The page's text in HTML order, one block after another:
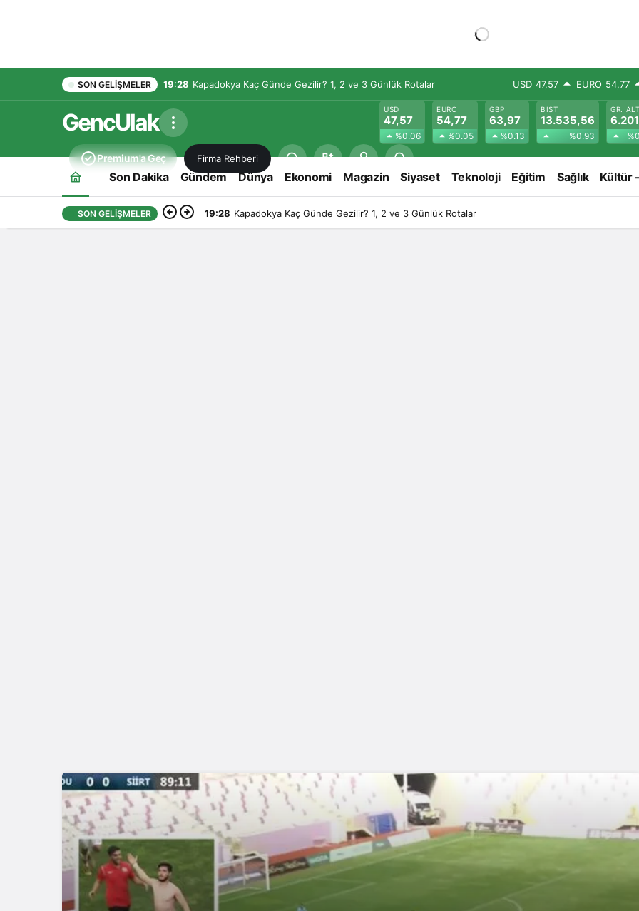
SON GELIŞMELER 19:28 Kapadokya Kaç Günde Gezilir? 1, 2 ve 3 Günlük Rotalar USD 47,57 EURO 54,77
GencUlak USD
47,57
%0.06
EURO
54,77
%0.05
GBP
63,97
%0.13
BIST
13.535,56
%0.93
GR.
Premium'a Geç Firma Rehberi
Son Dakika Gündem Dünya Ekonomi Magazin Siyaset Teknoloji Eğitim Sağlık Kültür
SON GELIŞMELER 19:28 Kapadokya Kaç Günde Gezilir? 1, 2 ve 3 Günlük Rotalar